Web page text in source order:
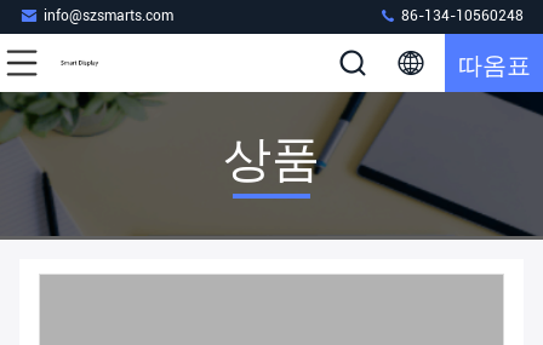
info@szsmarts.com 86-134-10560248
따옴표
상품